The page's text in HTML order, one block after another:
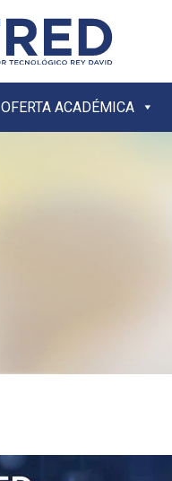
OFERTA ACADÉMICA